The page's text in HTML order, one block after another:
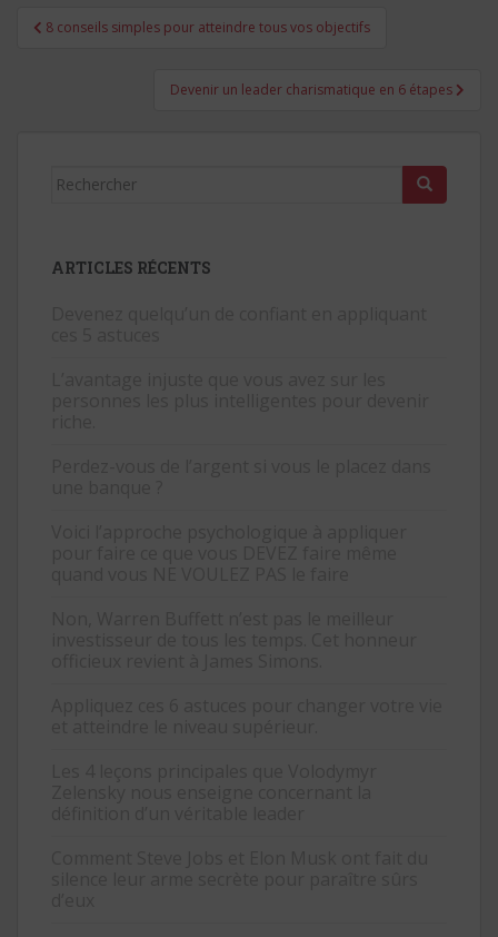
Navigation
8 conseils simples pour atteindre tous vos objectifs
Devenir un leader charismatique en 6 étapes
Rechercher...
ARTICLES RÉCENTS